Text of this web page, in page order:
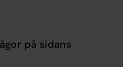
på sidans